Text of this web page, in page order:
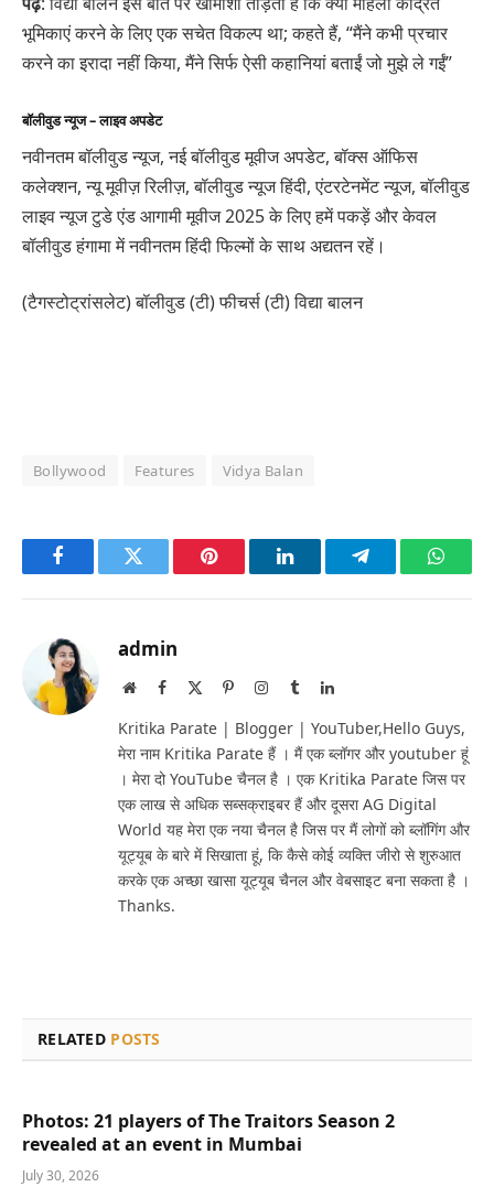
भूमिकाएं करने के लिए एक सचेत विकल्प था; कहते हैं, “मैंने कभी प्रचार
करने का इरादा नहीं किया, मैंने सिर्फ ऐसी कहानियां बताईं जो मुझे ले गईं”
बॉलीवुड न्यूज – लाइव अपडेट
नवीनतम बॉलीवुड न्यूज, नई बॉलीवुड मूवीज अपडेट, बॉक्स ऑफिस
कलेक्शन, न्यू मूवीज़ रिलीज़, बॉलीवुड न्यूज हिंदी, एंटरटेनमेंट न्यूज, बॉलीवुड
लाइव न्यूज टुडे एंड आगामी मूवीज 2025 के लिए हमें पकड़ें और केवल
बॉलीवुड हंगामा में नवीनतम हिंदी फिल्मों के साथ अद्यतन रहें।
(टैगस्टोट्रांसलेट) बॉलीवुड (टी) फीचर्स (टी) विद्या बालन
Bollywood Features Vidya Balan
FacebookTwitter Pinterest LinkedInTelegram
admin
WebsiteFacebook PinterestInstagram
TumblrLinkedIn
Kritika Parate | Blogger | YouTuber,Hello Guys,
मेरा नाम Kritika Parate हैं । मैं एक ब्लॉगर और youtuber हूं
। मेरा दो YouTube चैनल है । एक Kritika Parate जिस पर
एक लाख से अधिक सब्सक्राइबर हैं और दूसरा AG Digital
World यह मेरा एक नया चैनल है जिस पर मैं लोगों को ब्लॉगिंग और
यूट्यूब के बारे में सिखाता हूं, कि कैसे कोई व्यक्ति जीरो से शुरुआत
करके एक अच्छा खासा यूट्यूब चैनल और वेबसाइट बना सकता है ।
Thanks.
RELATED POSTS
Photos: 21 players of The Traitors Season 2
revealed at an event in Mumbai
July 30, 2026